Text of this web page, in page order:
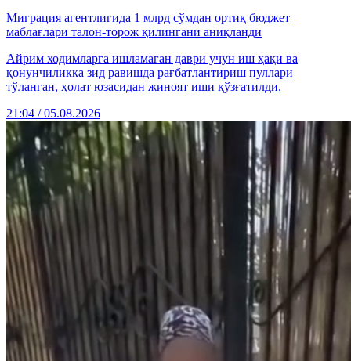
Миграция агентлигида 1 млрд сўмдан ортиқ бюджет
маблағлари талон-торож қилингани аниқланди
Айрим ходимларга ишламаган даври учун иш ҳақи ва
қонунчиликка зид равишда рағбатлантириш пуллари
тўланган, ҳолат юзасидан жиноят иши қўзғатилди.
21:04 / 05.08.2026